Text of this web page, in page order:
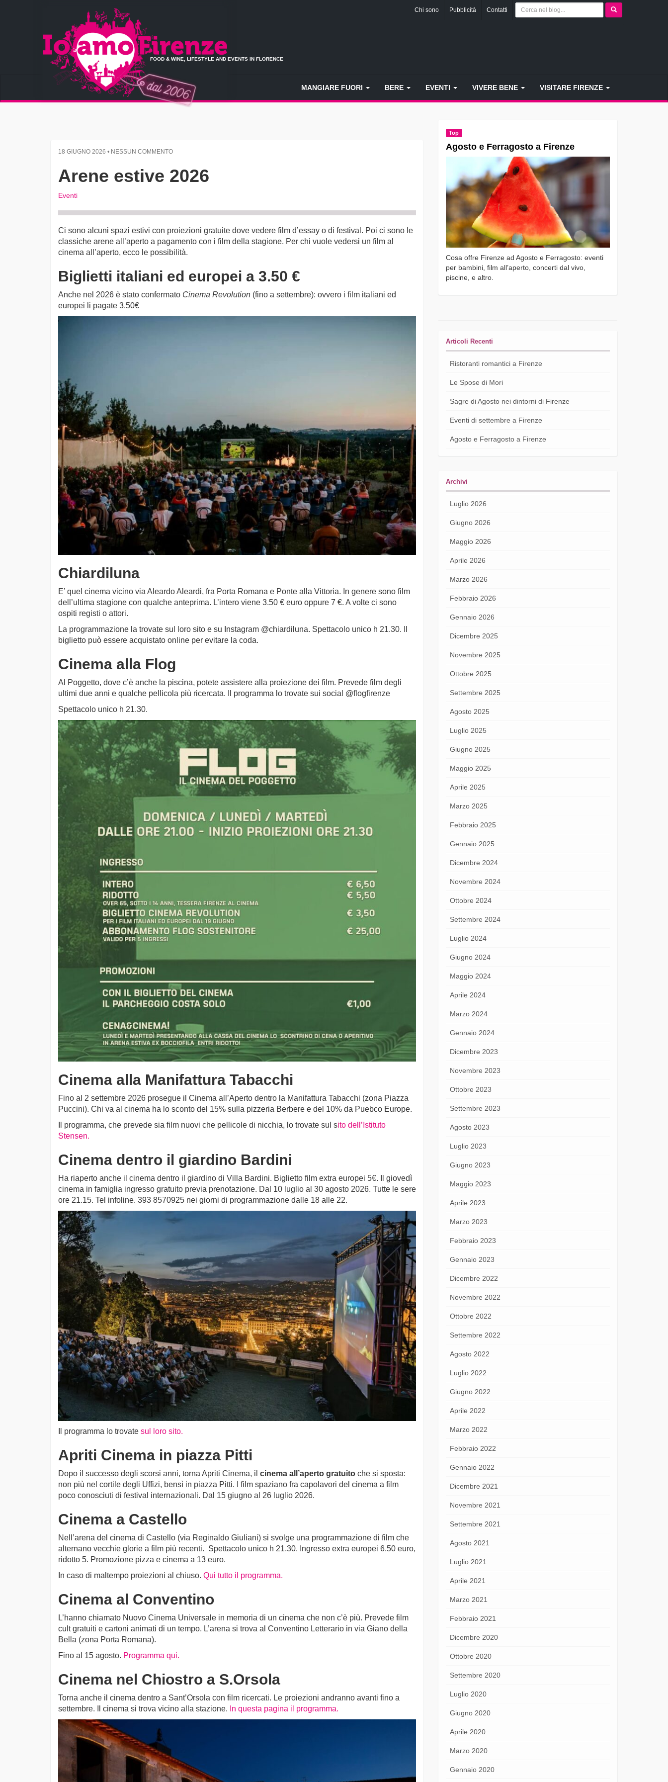
Chi sono Pubblicità Contatti
FOOD & WINE, LIFESTYLE AND EVENTS IN FLORENCE
MANGIARE FUORI BERE EVENTI VIVERE BENE VISITARE FIRENZE
18 GIUGNO 2026 • NESSUN COMMENTO
Arene estive 2026
Eventi
Ci sono alcuni spazi estivi con proiezioni gratuite dove vedere film d’essay o di festival. Poi ci sono le
classiche arene all’aperto a pagamento con i film della stagione. Per chi vuole vedersi un film al
cinema all’aperto, ecco le possibilità.
Biglietti italiani ed europei a 3.50 €
Anche nel 2026 è stato confermato Cinema Revolution (fino a settembre): ovvero i film italiani ed
europei li pagate 3.50€
Chiardiluna
E’ quel cinema vicino via Aleardo Aleardi, fra Porta Romana e Ponte alla Vittoria. In genere sono film
dell’ultima stagione con qualche anteprima. L’intero viene 3.50 € euro oppure 7 €. A volte ci sono
ospiti registi o attori.
La programmazione la trovate sul loro sito e su Instagram @chiardiluna. Spettacolo unico h 21.30. Il
biglietto può essere acquistato online per evitare la coda.
Cinema alla Flog
Al Poggetto, dove c’è anche la piscina, potete assistere alla proiezione dei film. Prevede film degli
ultimi due anni e qualche pellicola più ricercata. Il programma lo trovate sui social @flogfirenze
Spettacolo unico h 21.30.
Cinema alla Manifattura Tabacchi
Fino al 2 settembre 2026 prosegue il Cinema all’Aperto dentro la Manifattura Tabacchi (zona Piazza
Puccini). Chi va al cinema ha lo sconto del 15% sulla pizzeria Berbere e del 10% da Puebco Europe.
Il programma, che prevede sia film nuovi che pellicole di nicchia, lo trovate sul sito dell’Istituto
Stensen.
Cinema dentro il giardino Bardini
Ha riaperto anche il cinema dentro il giardino di Villa Bardini. Biglietto film extra europei 5€. Il giovedì
cinema in famiglia ingresso gratuito previa prenotazione. Dal 10 luglio al 30 agosto 2026. Tutte le sere
ore 21.15. Tel infoline. 393 8570925 nei giorni di programmazione dalle 18 alle 22.
Il programma lo trovate sul loro sito.
Apriti Cinema in piazza Pitti
Dopo il successo degli scorsi anni, torna Apriti Cinema, il cinema all’aperto gratuito che si sposta:
non più nel cortile degli Uffizi, bensì in piazza Pitti. I film spaziano fra capolavori del cinema a film
poco conosciuti di festival internazionali. Dal 15 giugno al 26 luglio 2026.
Cinema a Castello
Nell’arena del cinema di Castello (via Reginaldo Giuliani) si svolge una programmazione di film che
alternano vecchie glorie a film più recenti. Spettacolo unico h 21.30. Ingresso extra europei 6.50 euro,
ridotto 5. Promozione pizza e cinema a 13 euro.
In caso di maltempo proiezioni al chiuso. Qui tutto il programma.
Cinema al Conventino
L’hanno chiamato Nuovo Cinema Universale in memoria di un cinema che non c’è più. Prevede film
cult gratuiti e cartoni animati di un tempo. L’arena si trova al Conventino Letterario in via Giano della
Bella (zona Porta Romana).
Fino al 15 agosto. Programma qui.
Cinema nel Chiostro a S.Orsola
Torna anche il cinema dentro a Sant’Orsola con film ricercati. Le proiezioni andranno avanti fino a
settembre. Il cinema si trova vicino alla stazione. In questa pagina il programma.
Top
Agosto e Ferragosto a Firenze
Cosa offre Firenze ad Agosto e Ferragosto: eventi
per bambini, film all’aperto, concerti dal vivo,
piscine, e altro.
Articoli Recenti
Ristoranti romantici a Firenze
Le Spose di Mori
Sagre di Agosto nei dintorni di Firenze
Eventi di settembre a Firenze
Agosto e Ferragosto a Firenze
Archivi
Luglio 2026
Giugno 2026
Maggio 2026
Aprile 2026
Marzo 2026
Febbraio 2026
Gennaio 2026
Dicembre 2025
Novembre 2025
Ottobre 2025
Settembre 2025
Agosto 2025
Luglio 2025
Giugno 2025
Maggio 2025
Aprile 2025
Marzo 2025
Febbraio 2025
Gennaio 2025
Dicembre 2024
Novembre 2024
Ottobre 2024
Settembre 2024
Luglio 2024
Giugno 2024
Maggio 2024
Aprile 2024
Marzo 2024
Gennaio 2024
Dicembre 2023
Novembre 2023
Ottobre 2023
Settembre 2023
Agosto 2023
Luglio 2023
Giugno 2023
Maggio 2023
Aprile 2023
Marzo 2023
Febbraio 2023
Gennaio 2023
Dicembre 2022
Novembre 2022
Ottobre 2022
Settembre 2022
Agosto 2022
Luglio 2022
Giugno 2022
Aprile 2022
Marzo 2022
Febbraio 2022
Gennaio 2022
Dicembre 2021
Novembre 2021
Settembre 2021
Agosto 2021
Luglio 2021
Aprile 2021
Marzo 2021
Febbraio 2021
Dicembre 2020
Ottobre 2020
Settembre 2020
Luglio 2020
Giugno 2020
Aprile 2020
Marzo 2020
Gennaio 2020